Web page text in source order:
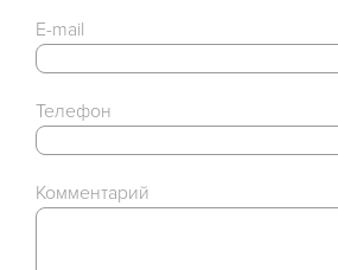
E-mail
Телефон
Комментарий